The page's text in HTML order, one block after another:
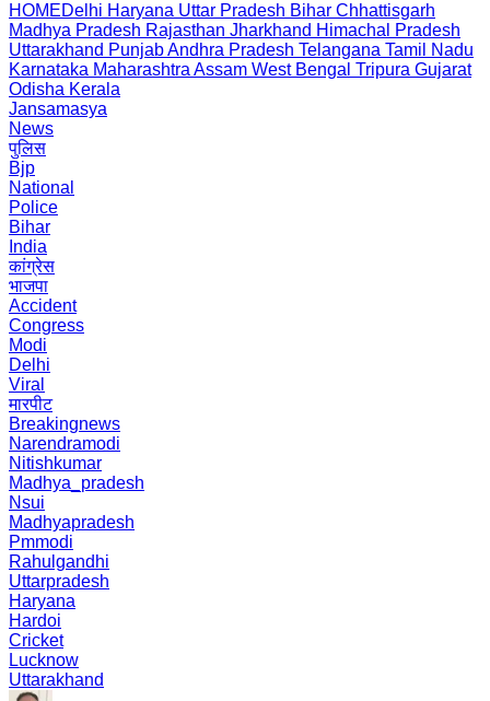
HOMEDelhi Haryana Uttar Pradesh Bihar Chhattisgarh
Madhya Pradesh Rajasthan Jharkhand Himachal Pradesh
Uttarakhand PunjabAndhra Pradesh Telangana Tamil Nadu
Karnataka Maharashtra Assam West Bengal Tripura Gujarat
Odisha Kerala
Jansamasya
News
पुलिस
Bjp
National
Police
Bihar
India
कांग्रेस
भाजपा
Accident
Congress
Modi
Delhi
Viral
मारपीट
Breakingnews
Narendramodi
Nitishkumar
Madhya_pradesh
Nsui
Madhyapradesh
Pmmodi
Rahulgandhi
Uttarpradesh
Haryana
Hardoi
Cricket
Lucknow
Uttarakhand